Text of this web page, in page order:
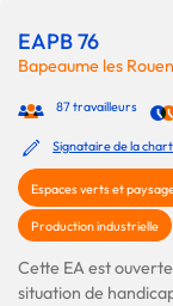
EAPB 76
Bapeaume les
87 travailleurs
Signataire de la
Espaces verts et
Production industrielle
Cette EA est
situation de